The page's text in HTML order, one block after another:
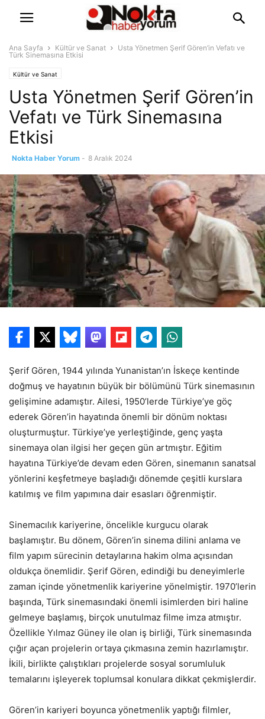
Ana Sayfa Kültür ve Sanat
Usta Yönetmen Şerif Gören’in Vefatı ve
Türk Sinemasına Etkisi
Kültür ve Sanat
Usta Yönetmen Şerif Gören’in
Vefatı ve Türk Sinemasına
Etkisi
Nokta Haber Yorum - 8 Aralık 2024
Şerif Gören, 1944 yılında Yunanistan’ın İskeçe kentinde
doğmuş ve hayatının büyük bir bölümünü Türk sinemasının
gelişimine adamıştır. Ailesi, 1950’lerde Türkiye’ye göç
ederek Gören’in hayatında önemli bir dönüm noktası
oluşturmuştur. Türkiye’ye yerleştiğinde, genç yaşta
sinemaya olan ilgisi her geçen gün artmıştır. Eğitim
hayatına Türkiye’de devam eden Gören, sinemanın sanatsal
yönlerini keşfetmeye başladığı dönemde çeşitli kurslara
katılmış ve film yapımına dair esasları öğrenmiştir.
Sinemacılık kariyerine, öncelikle kurgucu olarak
başlamıştır. Bu dönem, Gören’in sinema dilini anlama ve
film yapım sürecinin detaylarına hakim olma açısından
oldukça önemlidir. Şerif Gören, edindiği bu deneyimlerle
zaman içinde yönetmenlik kariyerine yönelmiştir. 1970’lerin
başında, Türk sinemasındaki önemli isimlerden biri haline
gelmeye başlamış, birçok unutulmaz filme imza atmıştır.
Özellikle Yılmaz Güney ile olan iş birliği, Türk sinemasında
çığır açan projelerin ortaya çıkmasına zemin hazırlamıştır.
İkili, birlikte çalıştıkları projelerde sosyal sorumluluk
temalarını işleyerek toplumsal konulara dikkat çekmişlerdir.
Gören’in kariyeri boyunca yönetmenlik yaptığı filmler,